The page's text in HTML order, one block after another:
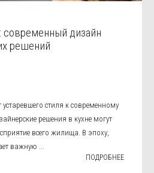
современный дизайн
решений
стиля к современному
решения в кухне могут
всего жилища. В эпоху,
важную ...
ПОДРОБНЕЕ